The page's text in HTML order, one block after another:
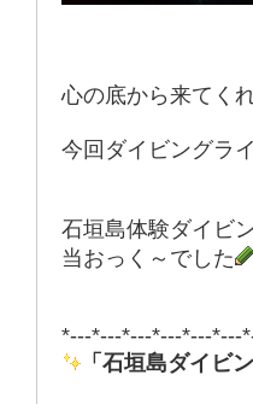
心の底から来てく
今回ダイビングラ
石垣島体験ダイビ
当おっく～でした
*---*---*---*---*---*---
「石垣島ダイ